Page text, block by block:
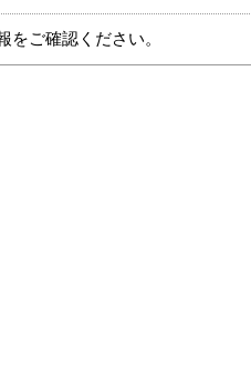
をご確認ください。